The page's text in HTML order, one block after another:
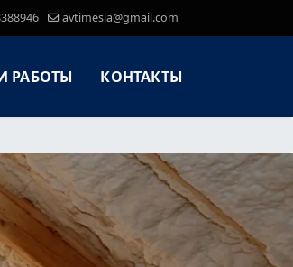
avtimesia@gmail.com
РАБОТЫ КОНТАКТЫ